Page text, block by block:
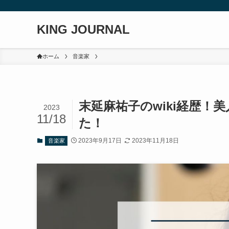
KING JOURNAL
ホーム 音楽家
末延麻祐子のwiki経歴！
た！
2023
11/18
音楽家 2023年9月17日 2023年11月18日